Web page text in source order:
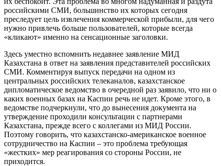
российскими СМИ, большинство их которых сегодня
преследует цель извлечения коммерческой прибыли, для чего
нужно привлечь больше пользователей, которые всегда
«кликают» именно на сенсационные заголовки.
Здесь уместно вспомнить недавнее заявление МИД
Казахстана в ответ на заявления представителей российских
СМИ. Комментируя выпуск передачи на одном из
центральных российских телеканалов, казахстанское
дипломатическое ведомство в очередной раз заявило, что ни о
каких военных базах на Каспии речь не идет. Кроме этого, в
ведомстве подчеркнули, что до вынесения документа на
утверждение проходили консультации с партнерами
Казахстана, прежде всего с коллегами из МИД России.
Поэтому говорить, что казахстанско-американское военное
сотрудничество на Каспии – это проблема требующая
«жестких» мер реагирования со стороны России, не
приходится.